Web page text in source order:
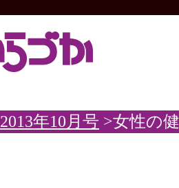
2013年10月号 >女性の